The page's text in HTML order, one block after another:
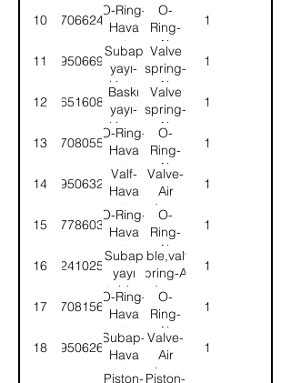
kurutucu
dryer
108970662404
O-Ring-
Hava
kurutucu
O-
Ring-
Air
dryer
1
11 8995066904
Subap
yayı-
Hava
kurutucu
Valve
spring-
Air
dryer
1
128965160804
Baskı
yayı-
Hava
kurutucu
Valve
spring-
Air
dryer
1
138970805504
O-Ring-
Hava
kurutucu
O-
Ring-
Air
dryer
1
148995063204
Valf-
Hava
kurutucu
Valve-
Air
dryer
1
158977860304
O-Ring-
Hava
kurutucu
O-
Ring-
Air
dryer
1
164324102504
Subap
yayı
tabla-
Hava
kurutucu
Table,valve
spring-Air
dryer
1
178970815604
O-Ring-
Hava
kurutucu
O-
Ring-
Air
dryer
1
188995062604
Subap-
Hava
kurutucu
Valve-
Air
dryer
1
Piston- Piston-